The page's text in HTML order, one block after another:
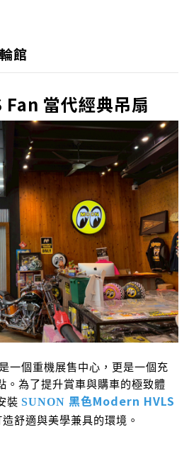
館
當代經典吊扇
一個重機展售中心，更是一個充
。為了提升賞車與購車的極致體
裝 SUNON 黑色Modern HVLS
造舒適與美學兼具的環境。